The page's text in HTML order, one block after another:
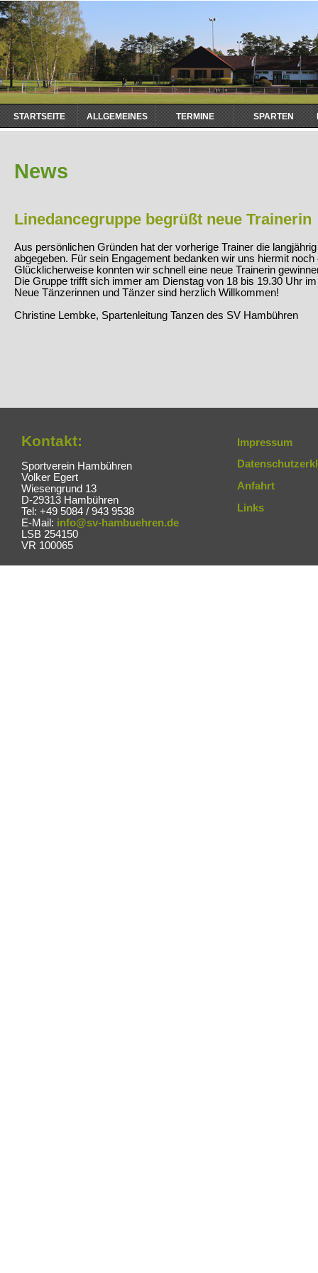
Navigation
überspringen
STARTSEITE ALLGEMEINES TERMINE SPARTEN
News
Linedancegruppe begrüßt neue Trainerin
Aus persönlichen Gründen hat der vorherige Trainer die
abgegeben. Für sein Engagement bedanken wir uns hiermit
Glücklicherweise konnten wir schnell eine neue Trainerin
Die Gruppe trifft sich immer am Dienstag von 18 bis 19.30 Uhr
Neue Tänzerinnen und Tänzer sind herzlich Willkommen!
Christine Lembke, Spartenleitung Tanzen des SV Hambühren
Kontakt:
Sportverein Hambühren
Volker Egert
Wiesengrund 13
D-29313 Hambühren
Tel: +49 5084 / 943 9538
E-Mail: info@sv-hambuehren.de
LSB 254150
VR 100065
Impressum
Anfahrt
Links